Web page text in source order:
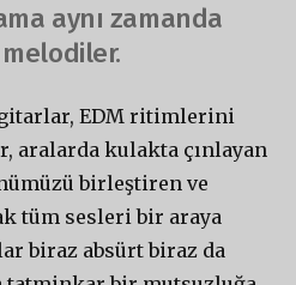
aynı zamanda
EDM ritimlerini
aralarda kulakta çınlayan
birleştiren ve
tüm sesleri bir araya
biraz absürt biraz da